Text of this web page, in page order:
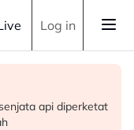
Log in
ini
bantu siasatan
api diperketat